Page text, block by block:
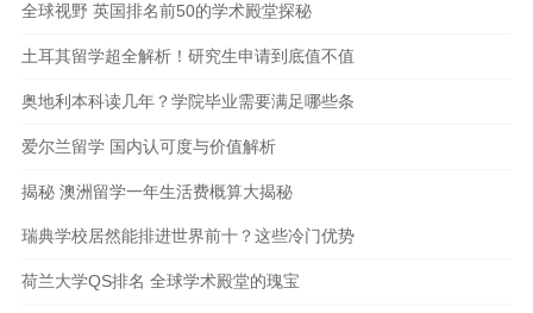
全球视野 英国排名前50的学术殿堂探秘
土耳其留学超全解析！研究生申请到底值不值
奥地利本科读几年？学院毕业需要满足哪些条
爱尔兰留学 国内认可度与价值解析
揭秘 澳洲留学一年生活费概算大揭秘
瑞典学校居然能排进世界前十？这些冷门优势
荷兰大学QS排名 全球学术殿堂的瑰宝